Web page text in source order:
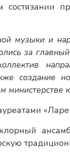
состязании
музыки и
за
создание
министерстве